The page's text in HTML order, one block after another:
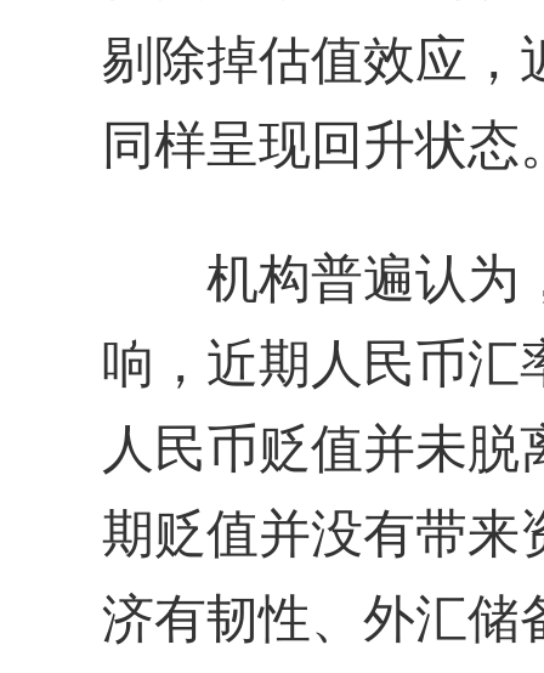
剔除掉估值效应，
同样呈现回升状态
机构普遍认为
响，近期人民币汇
人民币贬值并未
期贬值并没有带来
济有韧性、外汇储